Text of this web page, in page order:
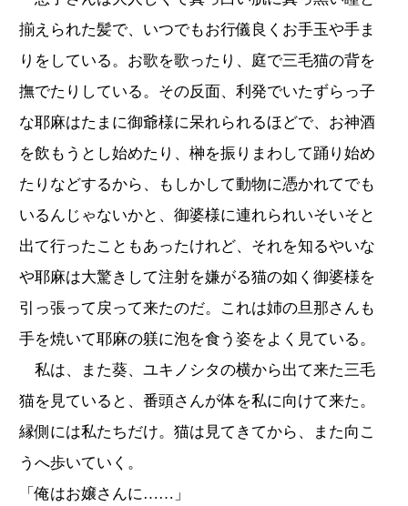
揃えられた髪で、いつでもお行儀良くお手玉や手ま
りをしている。お歌を歌ったり、庭で三毛猫の背を
撫でたりしている。その反面、利発でいたずらっ子
な耶麻はたまに御爺様に呆れられるほどで、お神酒
を飲もうとし始めたり、榊を振りまわして踊り始め
たりなどするから、もしかして動物に憑かれてでも
いるんじゃないかと、御婆様に連れられいそいそと
出て行ったこともあったけれど、それを知るやいな
や耶麻は大驚きして注射を嫌がる猫の如く御婆様を
引っ張って戻って来たのだ。これは姉の旦那さんも
手を焼いて耶麻の躾に泡を食う姿をよく見ている。
私は、また葵、ユキノシタの横から出て来た三毛
猫を見ていると、番頭さんが体を私に向けて来た。
縁側には私たちだけ。猫は見てきてから、また向こ
うへ歩いていく。
「俺はお嬢さんに……」